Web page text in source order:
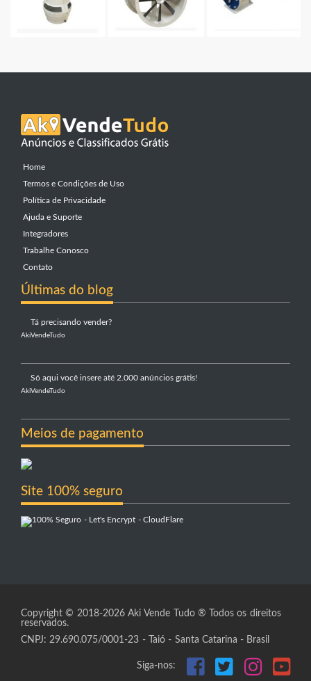
Home
Termos e Condições de Uso
Política de Privacidade
Ajuda e Suporte
Integradores
Trabalhe Conosco
Contato
Últimas do blog
Tá precisando vender?
AkiVendeTudo
Só aqui você insere até 2.000 anúncios grátis!
AkiVendeTudo
Meios de pagamento
Site 100% seguro
Copyright © 2018-2026 Aki Vende Tudo ® Todos os direitos
reservados.
CNPJ: 29.690.075/0001-23 - Taió - Santa Catarina - Brasil
Siga-nos: